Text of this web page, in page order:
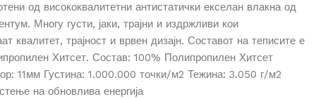
од висококвалитетни антистатички екселан влакна од
Многу густи, јаки, трајни и издржливи кои
квалитет, трајност и врвен дизајн. Составот на теписите е
Хитсет. Состав: 100% Полипропилен Хитсет
11мм Густина: 1.000.000 точки/м2 Тежина: 3.050 г/м2
на обновлива енергија